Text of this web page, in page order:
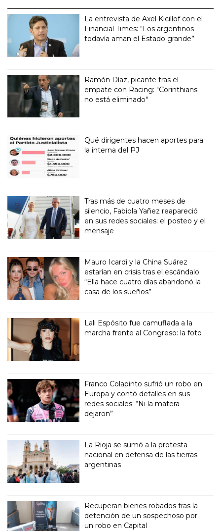
La entrevista de Axel Kicillof con el
Financial Times: “Los argentinos
todavía aman el Estado grande”
Ramón Díaz, picante tras el
empate con Racing: "Corinthians
no está eliminado"
Qué dirigentes hacen aportes para
la interna del PJ
Tras más de cuatro meses de
silencio, Fabiola Yañez reapareció
en sus redes sociales: el posteo y el
mensaje
Mauro Icardi y la China Suárez
estarían en crisis tras el escándalo:
“Ella hace cuatro días abandonó la
casa de los sueños”
Lali Espósito fue camuflada a la
marcha frente al Congreso: la foto
Franco Colapinto sufrió un robo en
Europa y contó detalles en sus
redes sociales: “Ni la matera
dejaron”
La Rioja se sumó a la protesta
nacional en defensa de las tierras
argentinas
Recuperan bienes robados tras la
detención de un sospechoso por
un robo en Capital